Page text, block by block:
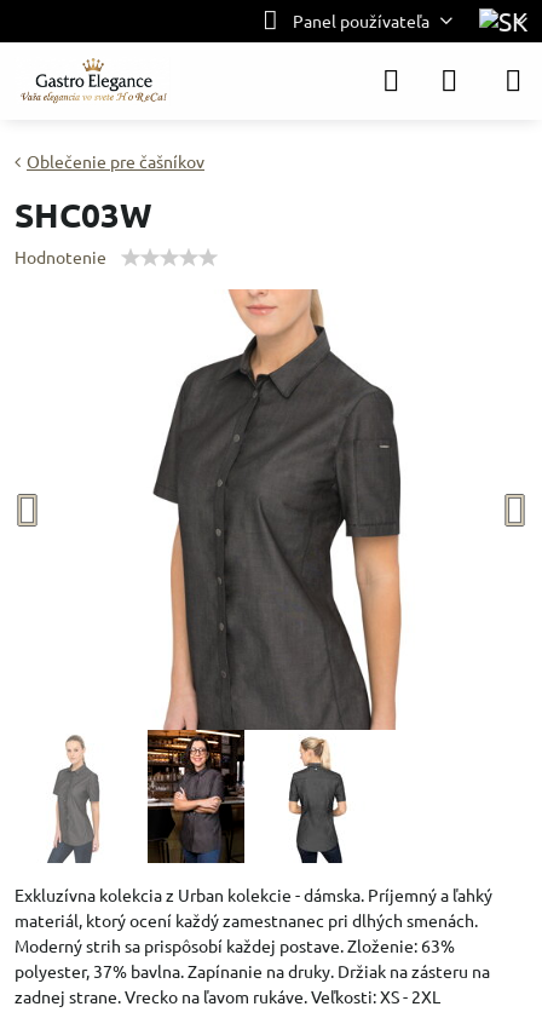
Panel používateľa
Oblečenie pre čašníkov
SHC03W
Hodnotenie
Exkluzívna kolekcia z Urban kolekcie - dámska. Príjemný a ľahký
materiál, ktorý ocení každý zamestnanec pri dlhých smenách.
Moderný strih sa prispôsobí každej postave. Zloženie: 63%
polyester, 37% bavlna. Zapínanie na druky. Držiak na zásteru na
zadnej strane. Vrecko na ľavom rukáve. Veľkosti: XS - 2XL